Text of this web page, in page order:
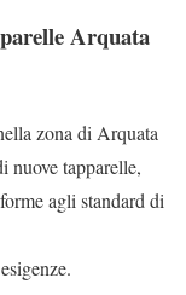
Arquata
zona di Arquata
nuove tapparelle,
agli standard di